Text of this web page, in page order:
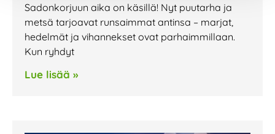
Sadonkorjuun aika on käsillä! Nyt puutarha ja
metsä tarjoavat runsaimmat antinsa – marjat,
hedelmät ja vihannekset ovat parhaimmillaan.
Kun ryhdyt
Lue lisää »